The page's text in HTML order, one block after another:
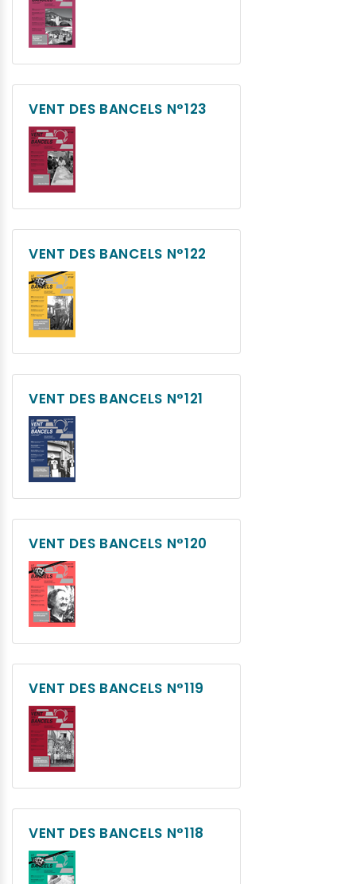
VENT DES BANCELS N°123
VENT DES BANCELS N°122
VENT DES BANCELS N°121
VENT DES BANCELS N°120
VENT DES BANCELS N°119
VENT DES BANCELS N°118